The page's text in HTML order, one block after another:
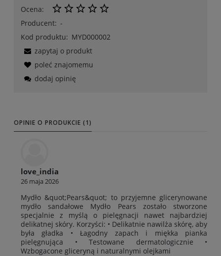
Ocena:
Producent: -
Kod produktu: MYD000002
zapytaj o produkt
poleć znajomemu
dodaj opinię
OPINIE O PRODUKCIE (1)
love_india
26 maja 2026
Mydło &quot;Pears&quot; to przyjemne glicerynowane
mydło sandałowe Mydło Pears zostało stworzone
specjalnie z myślą o pielęgnacji nawet najbardziej
delikatnej skóry. Korzyści: • Delikatnie nawilża skórę, aby
była gładka • Łagodny zapach i miękka pianka
pielęgnująca • Testowane dermatologicznie •
Wzbogacone gliceryną i naturalnymi olejkami